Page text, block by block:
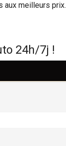
aux meilleurs prix.
24h/7j !